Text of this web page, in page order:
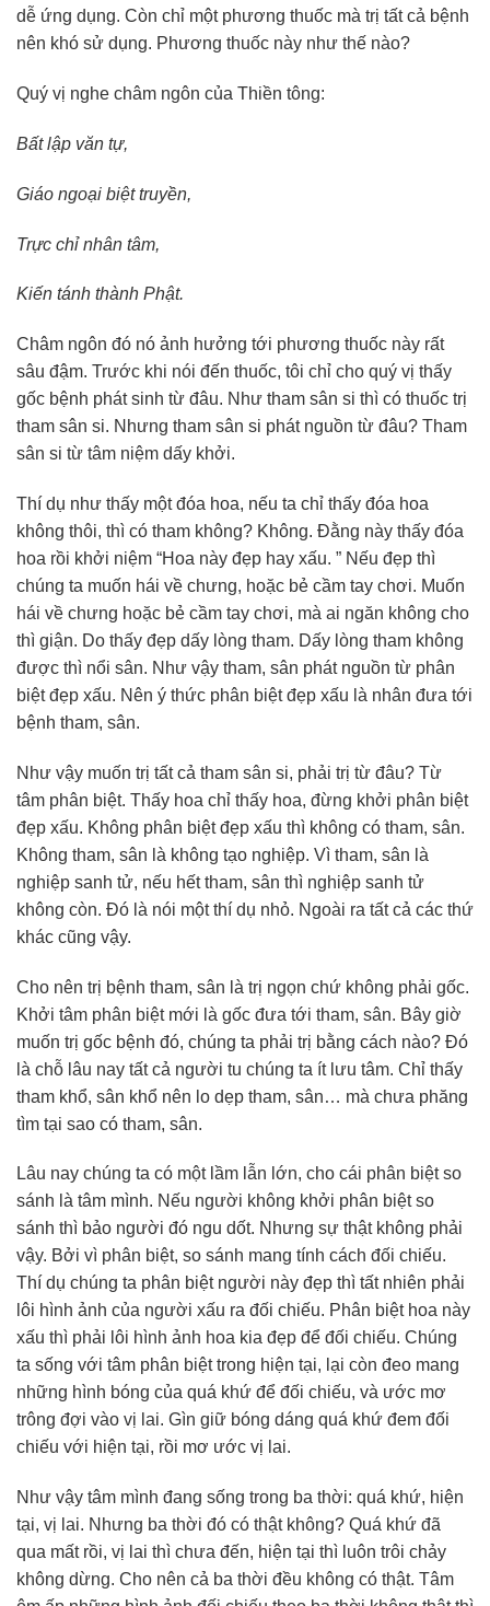
dễ ứng dụng. Còn chỉ một phương thuốc mà trị tất cả bệnh
nên khó sử dụng. Phương thuốc này như thế nào?
Quý vị nghe châm ngôn của Thiền tông:
Bất lập văn tự,
Giáo ngoại biệt truyền,
Trực chỉ nhân tâm,
Kiến tánh thành Phật.
Châm ngôn đó nó ảnh hưởng tới phương thuốc này rất
sâu đậm. Trước khi nói đến thuốc, tôi chỉ cho quý vị thấy
gốc bệnh phát sinh từ đâu. Như tham sân si thì có thuốc trị
tham sân si. Nhưng tham sân si phát nguồn từ đâu? Tham
sân si từ tâm niệm dấy khởi.
Thí dụ như thấy một đóa hoa, nếu ta chỉ thấy đóa hoa
không thôi, thì có tham không? Không. Đằng này thấy đóa
hoa rồi khởi niệm “Hoa này đẹp hay xấu. ” Nếu đẹp thì
chúng ta muốn hái về chưng, hoặc bẻ cầm tay chơi. Muốn
hái về chưng hoặc bẻ cầm tay chơi, mà ai ngăn không cho
thì giận. Do thấy đẹp dấy lòng tham. Dấy lòng tham không
được thì nổi sân. Như vậy tham, sân phát nguồn từ phân
biệt đẹp xấu. Nên ý thức phân biệt đẹp xấu là nhân đưa tới
bệnh tham, sân.
Như vậy muốn trị tất cả tham sân si, phải trị từ đâu? Từ
tâm phân biệt. Thấy hoa chỉ thấy hoa, đừng khởi phân biệt
đẹp xấu. Không phân biệt đẹp xấu thì không có tham, sân.
Không tham, sân là không tạo nghiệp. Vì tham, sân là
nghiệp sanh tử, nếu hết tham, sân thì nghiệp sanh tử
không còn. Đó là nói một thí dụ nhỏ. Ngoài ra tất cả các thứ
khác cũng vậy.
Cho nên trị bệnh tham, sân là trị ngọn chứ không phải gốc.
Khởi tâm phân biệt mới là gốc đưa tới tham, sân. Bây giờ
muốn trị gốc bệnh đó, chúng ta phải trị bằng cách nào? Đó
là chỗ lâu nay tất cả người tu chúng ta ít lưu tâm. Chỉ thấy
tham khổ, sân khổ nên lo dẹp tham, sân… mà chưa phăng
tìm tại sao có tham, sân.
Lâu nay chúng ta có một lầm lẫn lớn, cho cái phân biệt so
sánh là tâm mình. Nếu người không khởi phân biệt so
sánh thì bảo người đó ngu dốt. Nhưng sự thật không phải
vậy. Bởi vì phân biệt, so sánh mang tính cách đối chiếu.
Thí dụ chúng ta phân biệt người này đẹp thì tất nhiên phải
lôi hình ảnh của người xấu ra đối chiếu. Phân biệt hoa này
xấu thì phải lôi hình ảnh hoa kia đẹp để đối chiếu. Chúng
ta sống với tâm phân biệt trong hiện tại, lại còn đeo mang
những hình bóng của quá khứ để đối chiếu, và ước mơ
trông đợi vào vị lai. Gìn giữ bóng dáng quá khứ đem đối
chiếu với hiện tại, rồi mơ ước vị lai.
Như vậy tâm mình đang sống trong ba thời: quá khứ, hiện
tại, vị lai. Nhưng ba thời đó có thật không? Quá khứ đã
qua mất rồi, vị lai thì chưa đến, hiện tại thì luôn trôi chảy
không dừng. Cho nên cả ba thời đều không có thật. Tâm